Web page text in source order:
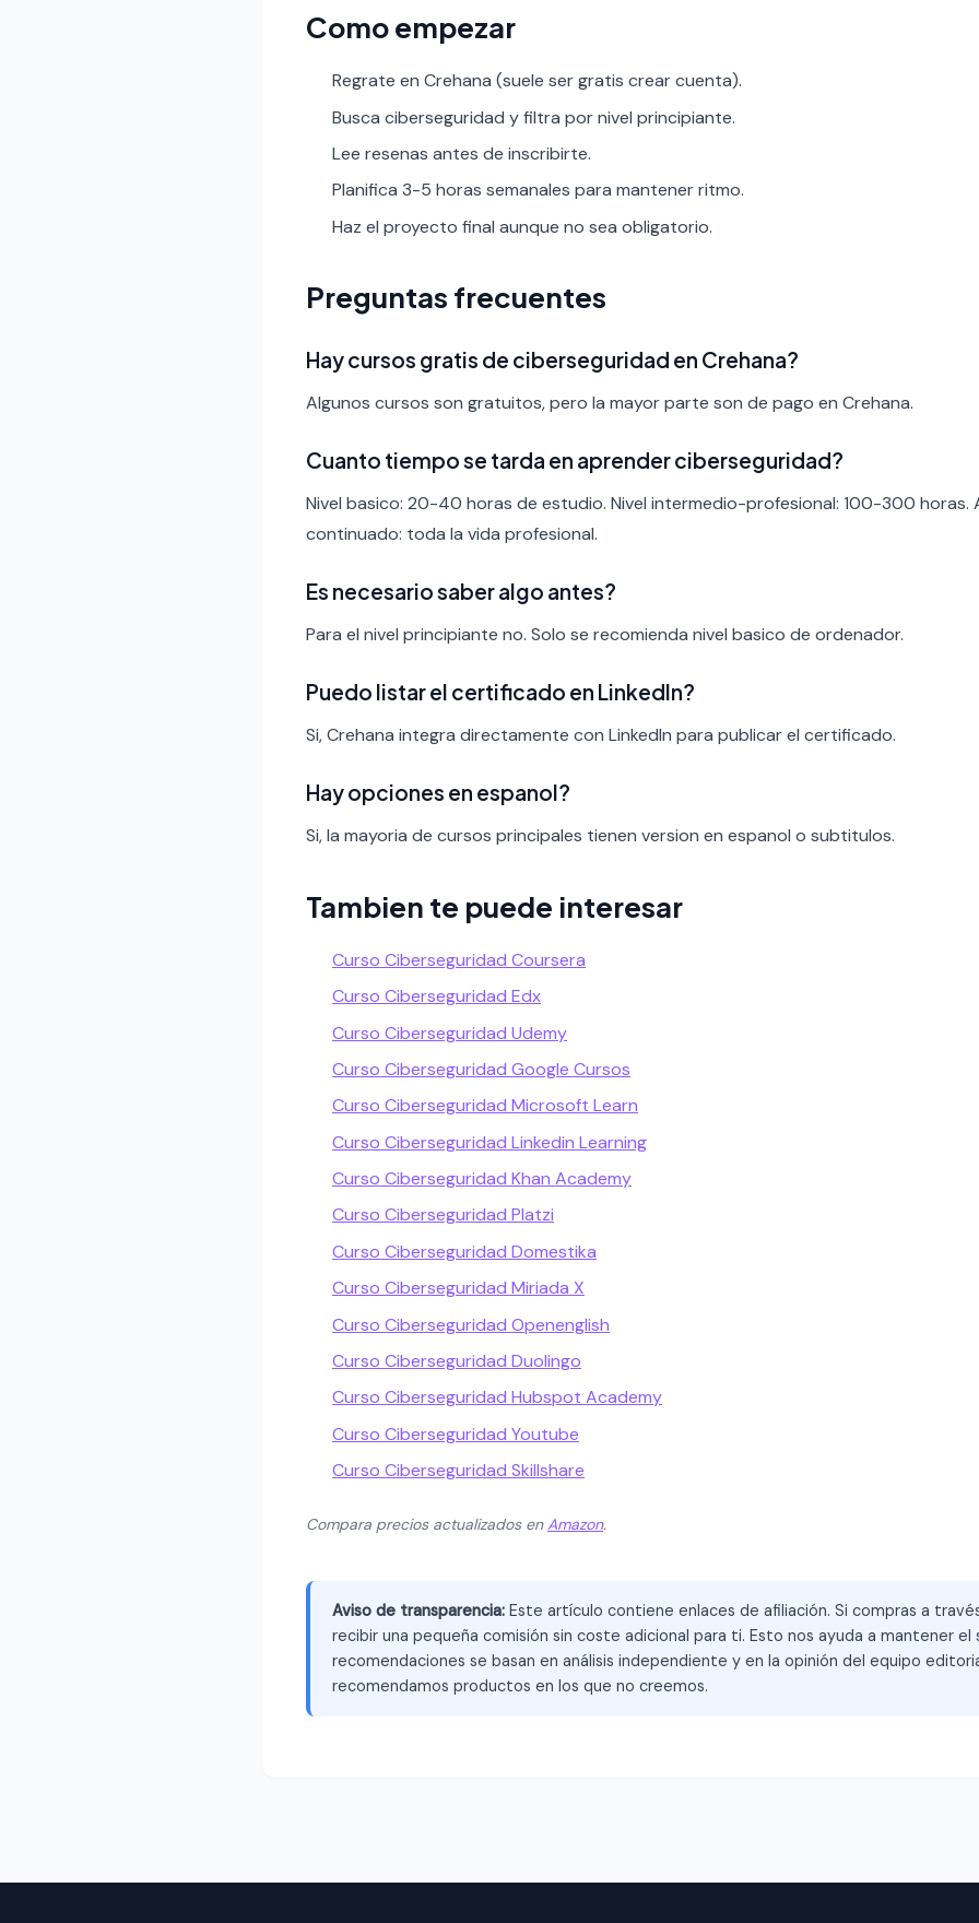
Como empezar
Regrate en Crehana (suele ser gratis crear cuenta).
Busca ciberseguridad y filtra por nivel principiante.
Lee resenas antes de inscribirte.
Planifica 3-5 horas semanales para mantener ritmo.
Haz el proyecto final aunque no sea obligatorio.
Preguntas frecuentes
Hay cursos gratis de ciberseguridad en Crehana?
Algunos cursos son gratuitos, pero la mayor parte son de pago en Crehana.
Cuanto tiempo se tarda en aprender ciberseguridad?
Nivel basico: 20-40 horas de estudio. Nivel intermedio-profesional: 100-300 horas.
continuado: toda la vida profesional.
Es necesario saber algo antes?
Para el nivel principiante no. Solo se recomienda nivel basico de ordenador.
Puedo listar el certificado en LinkedIn?
Si, Crehana integra directamente con LinkedIn para publicar el certificado.
Hay opciones en espanol?
Si, la mayoria de cursos principales tienen version en espanol o subtitulos.
Tambien te puede interesar
Curso Ciberseguridad Coursera
Curso Ciberseguridad Edx
Curso Ciberseguridad Udemy
Curso Ciberseguridad Google Cursos
Curso Ciberseguridad Microsoft Learn
Curso Ciberseguridad Linkedin Learning
Curso Ciberseguridad Khan Academy
Curso Ciberseguridad Platzi
Curso Ciberseguridad Domestika
Curso Ciberseguridad Miriada X
Curso Ciberseguridad Openenglish
Curso Ciberseguridad Duolingo
Curso Ciberseguridad Hubspot Academy
Curso Ciberseguridad Youtube
Curso Ciberseguridad Skillshare
Compara precios actualizados enAmazon.
Aviso de transparencia: Este artículo contiene enlaces de afiliación. Si compras a
recibir una pequeña comisión sin coste adicional para ti. Esto nos ayuda a mantener el
recomendaciones se basan en análisis independiente y en la opinión del equipo
recomendamos productos en los que no creemos.